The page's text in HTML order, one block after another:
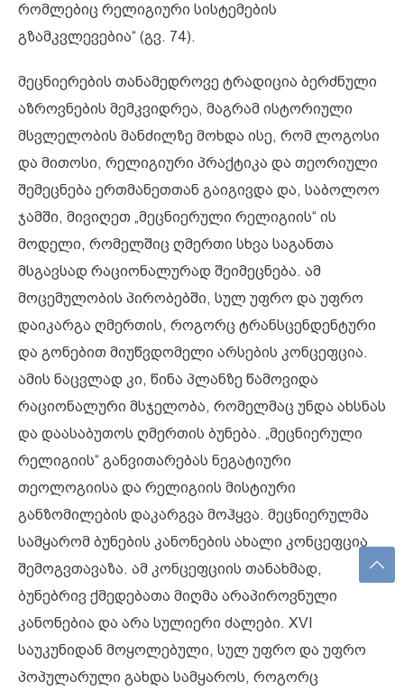
რომლებიც რელიგიური სისტემების
გზამკვლევებია“ (გვ. 74).
მეცნიერების თანამედროვე ტრადიცია ბერძნული
აზროვნების მემკვიდრეა, მაგრამ ისტორიული
მსვლელობის მანძილზე მოხდა ისე, რომ ლოგოსი
და მითოსი, რელიგიური პრაქტიკა და თეორიული
შემეცნება ერთმანეთთან გაიგივდა და, საბოლოო
ჯამში, მივიღეთ „მეცნიერული რელიგიის“ ის
მოდელი, რომელშიც ღმერთი სხვა საგანთა
მსგავსად რაციონალურად შეიმეცნება. ამ
მოცემულობის პირობებში, სულ უფრო და უფრო
დაიკარგა ღმერთის, როგორც ტრანსცენდენტური
და გონებით მიუწვდომელი არსების კონცეფცია.
ამის ნაცვლად კი, წინა პლანზე წამოვიდა
რაციონალური მსჯელობა, რომელმაც უნდა ახსნას
და დაასაბუთოს ღმერთის ბუნება. „მეცნიერული
რელიგიის“ განვითარებას ნეგატიური
თეოლოგიისა და რელიგიის მისტიური
განზომილების დაკარგვა მოჰყვა. მეცნიერულმა
სამყარომ ბუნების კანონების ახალი კონცეფცია
შემოგვთავაზა. ამ კონცეფციის თანახმად,
ბუნებრივ ქმედებათა მიღმა არაპიროვნული
კანონებია და არა სულიერი ძალები. XVI
საუკუნიდან მოყოლებული, სულ უფრო და უფრო
პოპულარული გახდა სამყაროს, როგორც